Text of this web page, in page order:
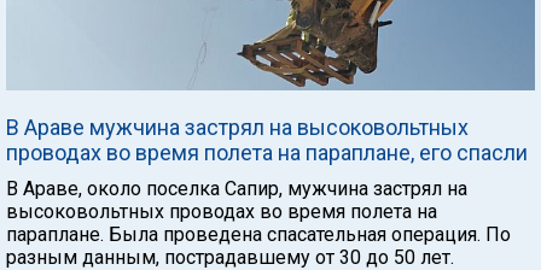
В Араве мужчина застрял на высоковольтных
проводах во время полета на параплане, его спасли
В Араве, около поселка Сапир, мужчина застрял на
высоковольтных проводах во время полета на
параплане. Была проведена спасательная операция. По
разным данным, пострадавшему от 30 до 50 лет.